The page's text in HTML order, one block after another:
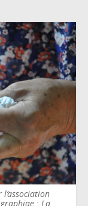
: La